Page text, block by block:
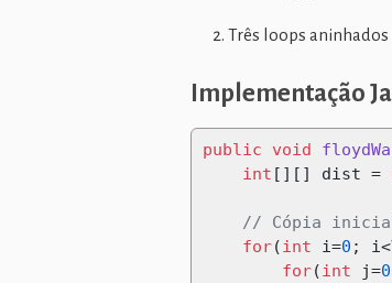
Três loops
Implementação
public void
int [][] dist =
// Cópia
for(int i=0 ; i<
for(int j=0